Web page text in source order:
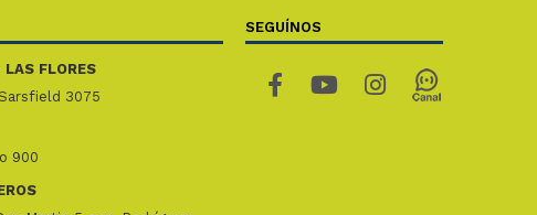
LAS FLORES
3075
900
SEGUÍNOS